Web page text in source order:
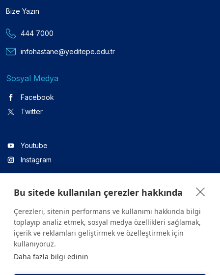
Bize Yazın
444 7000
infohastane@yeditepe.edu.tr
Sosyal Medya
Facebook
Twitter
Youtube
Instagram
Linkedin
Sitede yer alan tüm içerikler yalnızca bilgilendirme amaçlıdır.
Sağlığınızla ilgili sorularınız için mutlaka doktoruza ya da bir sağlık
kuruluşuna başvurunuz.
Bu sitede kullanılan çerezler hakkında
Çerezleri, sitenin performans ve kullanımı hakkında bilgi
toplayıp analiz etmek, sosyal medya özellikleri sağlamak,
içerik ve reklamları geliştirmek ve özelleştirmek için
kullanıyoruz.
Daha fazla bilgi edinin